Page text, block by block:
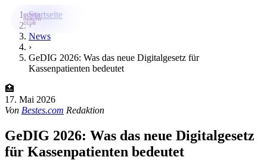
Datenbank
News
Über uns
Für Unternehmen
Startseite
›
News
›
GeDIG 2026: Was das neue Digitalgesetz für
Kassenpatienten bedeutet
🏥
17. Mai 2026
Von Bestes.com Redaktion
GeDIG 2026: Was das neue Digitalgesetz
für Kassenpatienten bedeutet